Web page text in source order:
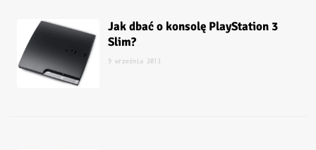
Jak dbać o konsolę PlayStation 3
Slim?
9 września 2013